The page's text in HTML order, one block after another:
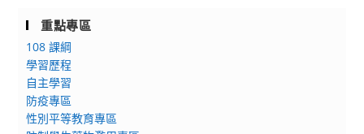
重點專區
108 課綱
學習歷程
自主學習
防疫專區
性別平等教育專區